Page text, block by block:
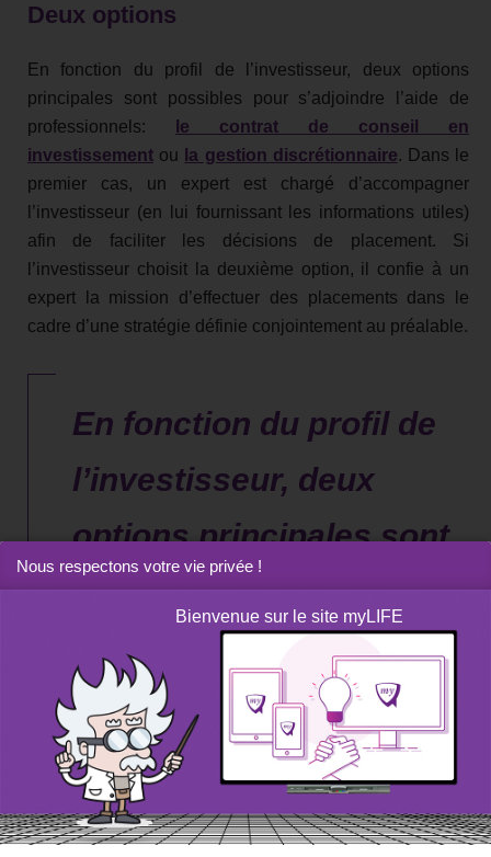
Deux options
En fonction du profil de l’investisseur, deux options
principales sont possibles pour s’adjoindre l’aide de
professionnels:
le contrat de conseil en
investissement ou la gestion discrétionnaire. Dans le
premier cas, un expert est chargé d’accompagner
l’investisseur (en lui fournissant les informations utiles)
afin de faciliter les décisions de placement. Si
l’investisseur choisit la deuxième option, il confie à un
expert la mission d’effectuer des placements dans le
cadre d’une stratégie définie conjointement au préalable.
En fonction du profil de
l’investisseur, deux
options principales sont
possibles pour
s’adjoindre l’aide de
professionnels: le
contrat de conseil en
investissement ou la
Nous respectons votre vie privée !
Bienvenue sur le site myLIFE